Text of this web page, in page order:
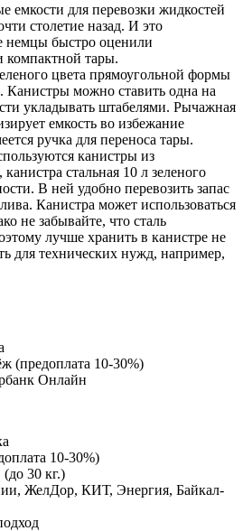
емкости для перевозки жидкостей
столетие назад. И это
немцы быстро оценили
компактной тары.
цвета прямоугольной формы
Канистры можно ставить одна на
укладывать штабелями. Рычажная
емкость во избежание
ручка для переноса тары.
канистры из
стальная 10 л зеленого
В ней удобно перевозить запас
Канистра может использоваться
не забывайте, что сталь
лучше хранить в канистре не
для технических нужд, например,
(предоплата 10-30%)
Онлайн
10-30%)
30 кг.)
ЖелДор, КИТ, Энергия, Байкал-